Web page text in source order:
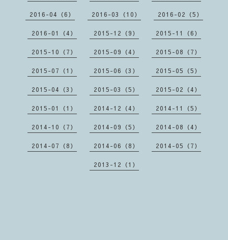
2016-04（6） 2016-03（10） 2016-02（5）
2016-01（4） 2015-12（9） 2015-11（6）
2015-10（7） 2015-09（4） 2015-08（7）
2015-07（1） 2015-06（3） 2015-05（5）
2015-04（3） 2015-03（5） 2015-02（4）
2015-01（1） 2014-12（4） 2014-11（5）
2014-10（7） 2014-09（5） 2014-08（4）
2014-07（8） 2014-06（8） 2014-05（7）
2013-12（1）